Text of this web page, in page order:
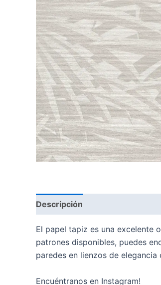
Descripción
El papel tapiz es una excelente
patrones disponibles, puedes
paredes en lienzos de
Encuéntranos en Instagram!